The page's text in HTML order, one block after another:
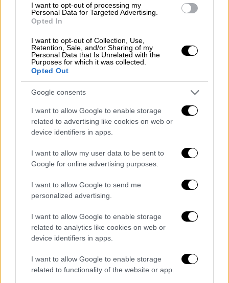
I want to opt-out of processing my
Personal Data for Targeted Advertising.
Opted In
I want to opt-out of Collection, Use,
Retention, Sale, and/or Sharing of my
Personal Data that Is Unrelated with the
Purposes for which it was collected.
Opted Out
Google consents
I want to allow Google to enable storage
related to advertising like cookies on web or
device identifiers in apps.
I want to allow my user data to be sent to
Google for online advertising purposes.
I want to allow Google to send me
personalized advertising.
I want to allow Google to enable storage
related to analytics like cookies on web or
device identifiers in apps.
I want to allow Google to enable storage
related to functionality of the website or app.
διακινητές για να αποφύγουν κάποιον
έλεγχο ή να έπεσαν κατά λάθος από κάποιο
σκάφος. Μια άλλη πηγή, προσκείμενη επίσης
στην έρευνα, είπε ότι κάποιες φορές οι
σάκοι με τα ναρκωτικά δεν φυλάσσονται
μέσα στο πλοίο αλλά οι λαθρέμποροι τους
δένουν στο κύτος και μπορεί, ιδίως αν
επικρατεί θαλασσοταραχή, να λυθούν και να
φύγουν.
Δεν είναι η πρώτη φορά που ξεβράζονται
σάκοι με κοκαΐνη στις γαλλικές παραλίες
Στα τέλη του 2019 βρέθηκε 1,6 τόνος σε
παραλίες από το Σεν-Ζαν-ντε-Λουζ μέχρι το
Καμαρέ, ενώ πέρσι τον Μάιο βρέθηκαν
παραλία του Μπερκ, στη βόρεια Γαλλία.
ΟΛΕΣ ΟΙ ΕΙΔΗΣΕΙΣ
Τραγωδία στα Τέμπη: Συγκλονίζουν οι 2
νεαροί που έσωσαν δεκάδες επιβάτες -